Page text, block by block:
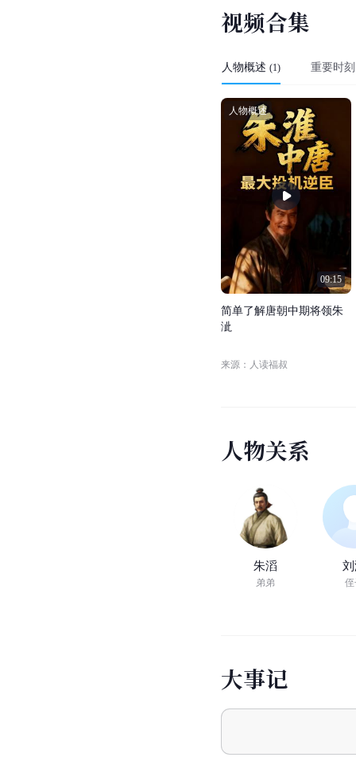
视频合集
人物概述 (1) 重要时刻
09:15
人物概述
简单了解唐朝中期将领朱
泚
来源：人读福叔
人物关系
朱滔
弟弟
大事记